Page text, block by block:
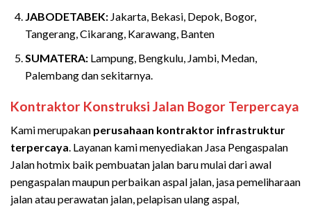
JABODETABEK: Jakarta, Bekasi, Depok, Bogor,
Tangerang, Cikarang, Karawang, Banten
SUMATERA:Lampung, Bengkulu, Jambi, Medan,
Palembang dan sekitarnya.
Kontraktor Konstruksi Jalan Bogor Terpercaya
Kami merupakan perusahaan kontraktor infrastruktur
terpercaya. Layanan kami menyediakan Jasa Pengaspalan
Jalan hotmix baik pembuatan jalan baru mulai dari awal
pengaspalan maupun perbaikan aspal jalan, jasa pemeliharaan
jalan atau perawatan jalan, pelapisan ulang aspal,